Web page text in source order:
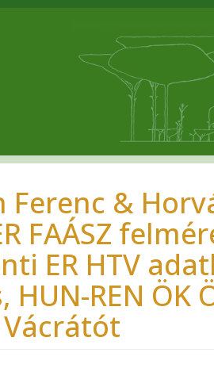
Ferenc &
FAÁSZ
ER HTV
HUN-REN